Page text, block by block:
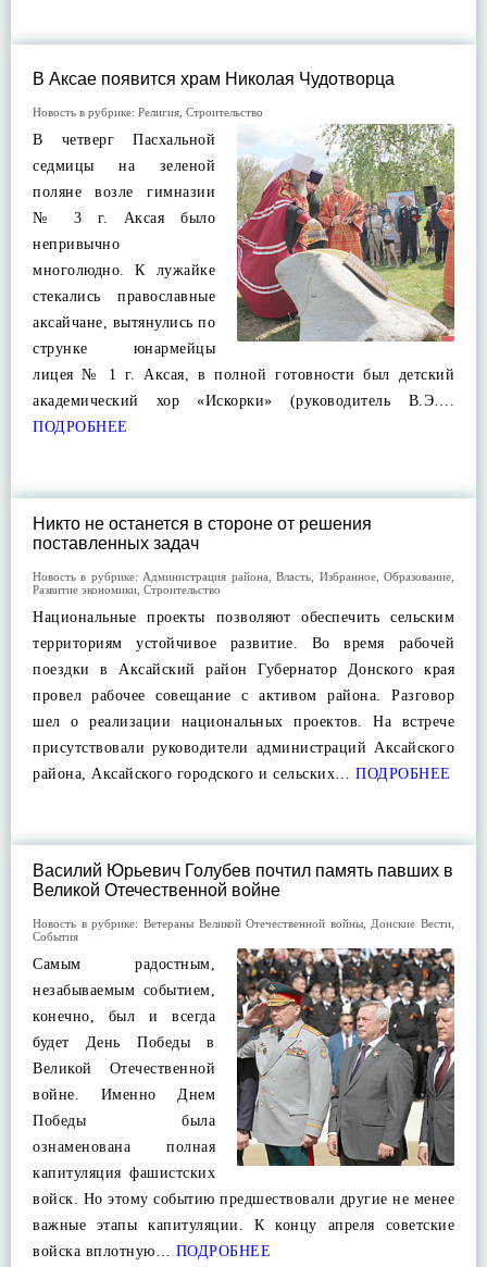
В Аксае появится храм Николая Чудотворца
Новость в рубрике: Религия Строительство
В четверг Пасхальной
седмицы на зеленой
поляне возле гимназии
№ 3 г. Аксая было
непривычно
многолюдно. К лужайке
стекались православные
аксайчане, вытянулись по
струнке юнармейцы
лицея № 1 г. Аксая, в полной готовности был детский
академический хор «Искорки» (руководитель В.Э….
ПОДРОБНЕЕ
Никто не останется в стороне от решения
поставленных задач
Новость в рубрике: Администрация района ,Власть Избранное,Образование
Развитие экономики Строительство
Национальные проекты позволяют обеспечить сельским
территориям устойчивое развитие. Во время рабочей
поездки в Аксайский район Губернатор Донского края
провел рабочее совещание с активом района. Разговор
шел о реализации национальных проектов. На встрече
присутствовали руководители администраций Аксайского
района, Аксайского городского и сельских… ПОДРОБНЕЕ
Василий Юрьевич Голубев почтил память павших в
Великой Отечественной войне
Новость в рубрике: Ветераны Великой Отечественной войны, Донские Вести
События
Самым радостным,
незабываемым событием,
конечно, был и всегда
будет День Победы в
Великой Отечественной
войне. Именно Днем
Победы была
ознаменована полная
капитуляция фашистских
войск. Но этому событию предшествовали другие не менее
важные этапы капитуляции. К концу апреля советские
войска вплотную… ПОДРОБНЕЕ